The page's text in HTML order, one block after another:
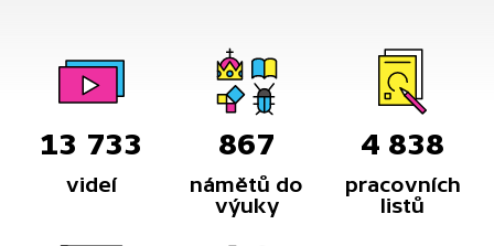
13 733
videí
867
námětů do
výuky
4 838
pracovních
listů